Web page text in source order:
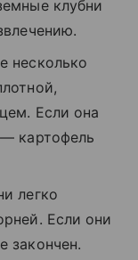
клубни
несколько
Если она
картофель
легко
Если они
закончен.